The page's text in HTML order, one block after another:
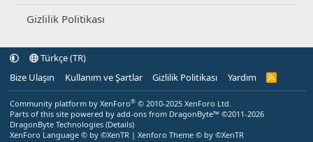
Gizlilik Politikası
Türkçe (TR)
Bize Ulaşın
Kullanım ve Şartlar Gizlilik Politikası Yardım
R
Community platform by XenForo® © 2010-2025 XenForo Ltd.
Parts of this site powered by add-ons from DragonByte™ ©2011-2026
DragonByte Technologies (Details)
XenForo Language © by ©XenTR | Xenforo Theme © by ©XenTR